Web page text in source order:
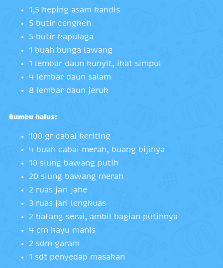
1,5 keping asam kandis
5 butir cengkeh
5 butir kapulaga
1 buah bunga lawang
1 lembar daun kunyit, ikat simpul
4 lembar daun salam
8 lembar daun jeruk
Bumbu halus:
100 gr cabai keriting
4 buah cabai merah, buang bijinya
10 siung bawang putih
20 siung bawang merah
2 ruas jari jahe
3 ruas jari lengkuas
2 batang serai, ambil bagian putihnya
4 cm kayu manis
2 sdm garam
1 sdt penyedap masakan